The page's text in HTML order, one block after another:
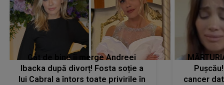
Cât de bine îi merge Andreei
Ibacka după divorț! Fosta soție a
lui Cabral a întors toate privirile în
cancer